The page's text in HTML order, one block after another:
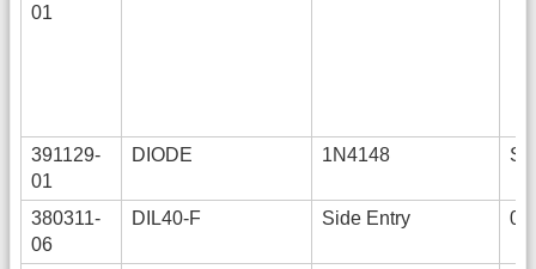
01
391129-
01
DIODE 1N4148
380311-
06
DIL40-F Side Entry